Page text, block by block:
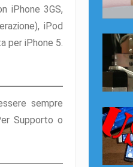
iPhone 3GS,
iPod
per iPhone 5.
sempre
Supporto o